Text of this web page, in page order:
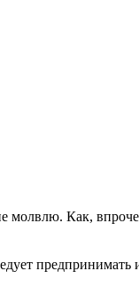
молвлю. Как,
предпринимать